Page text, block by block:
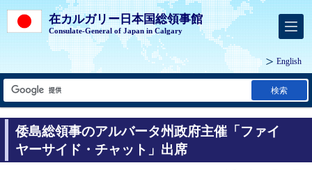
在カルガリー日本国総領事館
Consulate-General of Japan in Calgary
English
検索
倭島総領事のアルバータ州政府主催「ファイ
ヤーサイド・チャット」出席